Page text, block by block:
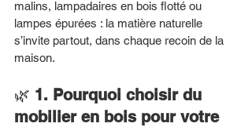
malins, lampadaires en bois flotté ou
lampes épurées : la matière naturelle
s’invite partout, dans chaque recoin de la
maison.
🌿 1. Pourquoi choisir du
mobilier en bois pour votre